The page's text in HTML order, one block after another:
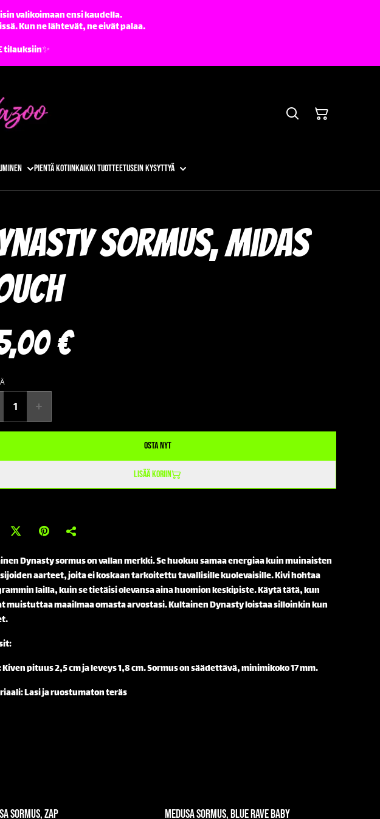
valikoimaan ensi kaudella.
Kun ne lähtevät, ne eivät palaa.
tilauksiin✨️
Pientä kotiinKaikki tuotteetUsein kysyttyä
sormus, Midas
€
Osta nyt
Lisää koriin
Dynasty sormus on vallan merkki. Se huokuu samaa energiaa kuin muinaisten
aarteet, joita ei koskaan tarkoitettu tavallisille kuolevaisille. Kivi hohtaa
lailla, kuin se tietäisi olevansa aina huomion keskipiste. Käytä tätä, kun
muistuttaa maailmaa omasta arvostasi. Kultainen Dynasty loistaa silloinkin kun
Kiven pituus 2,5 cm ja leveys 1,8 cm. Sormus on säädettävä, minimikoko 17 mm.
Lasi ja ruostumaton teräs
sormus, Zap Medusa sormus, Blue Rave Baby